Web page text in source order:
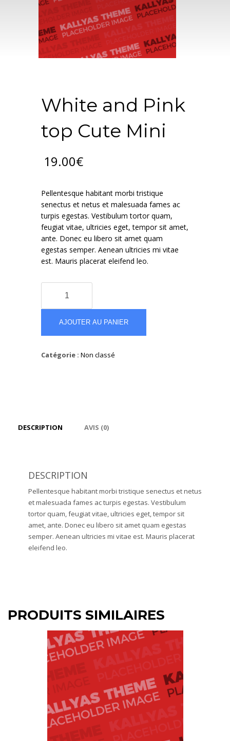
White and Pink
top Cute Mini
19.00€
Pellentesque habitant morbi tristique
senectus et netus et malesuada fames ac
turpis egestas. Vestibulum tortor quam,
feugiat vitae, ultricies eget, tempor sit amet,
ante. Donec eu libero sit amet quam
egestas semper. Aenean ultricies mi vitae
est. Mauris placerat eleifend leo.
White
Cute
AJOUTER AU PANIER
Catégorie : Non classé
DESCRIPTION AVIS (0)
DESCRIPTION
Pellentesque habitant morbi tristique senectus et netus
et malesuada fames ac turpis egestas. Vestibulum
tortor quam, feugiat vitae, ultricies eget, tempor sit
amet, ante. Donec eu libero sit amet quam egestas
semper. Aenean ultricies mi vitae est. Mauris placerat
eleifend leo.
PRODUITS SIMILAIRES